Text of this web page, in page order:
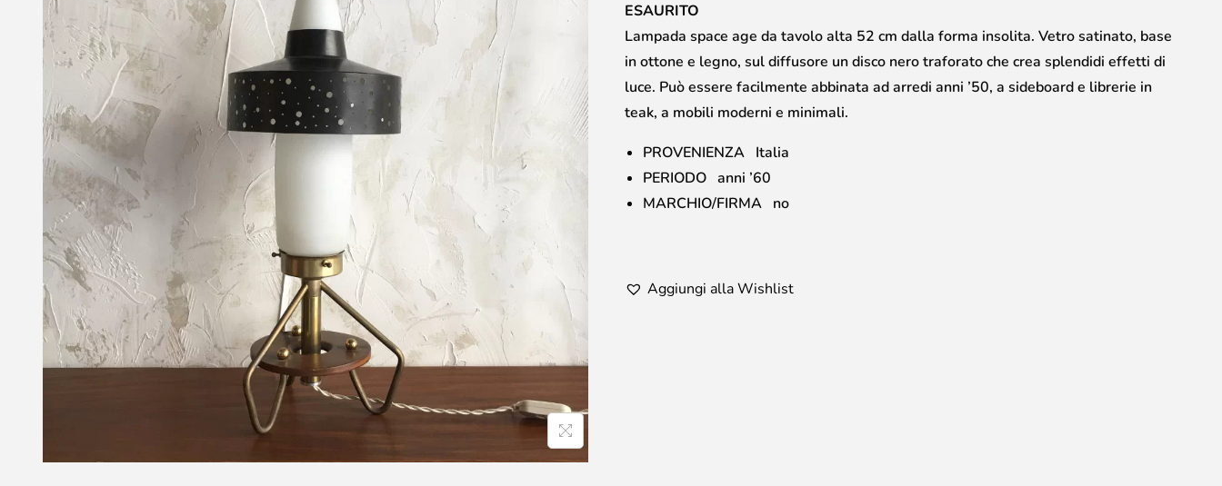
ESAURITO
Lampada space age da tavolo alta 52 cm dalla forma insolita. Vetro satinato, base
in ottone e legno, sul diffusore un disco nero traforato che crea splendidi effetti di
luce. Può essere facilmente abbinata ad arredi anni ’50, a sideboard e librerie in
teak, a mobili moderni e minimali.
PROVENIENZA Italia
PERIODO anni ’60
MARCHIO/FIRMA no
Aggiungi alla Wishlist